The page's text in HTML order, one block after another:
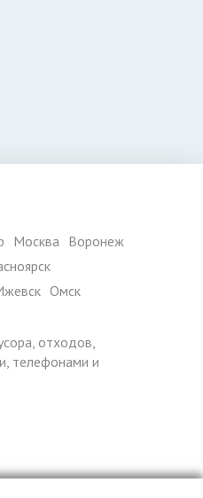
Москва Воронеж
Омск
отходов,
телефонами и